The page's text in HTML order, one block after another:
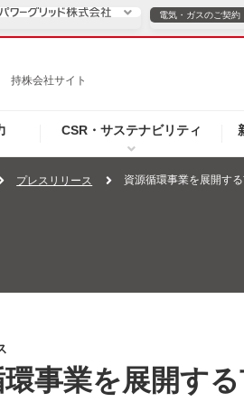
持株会社サイト
CSR・サステナビリティ
ご案内
電気・ガスのご契約
電気・ガスのご契約
個人のお客さ
プレスリリース 資源循環事業を展開す
事業を展開す